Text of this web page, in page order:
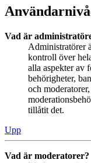
Vad är
Administratörer
kontroll över
alla aspekter av
behörigheter,
och
tillåtit det.
Upp
Vad är moderatorer?